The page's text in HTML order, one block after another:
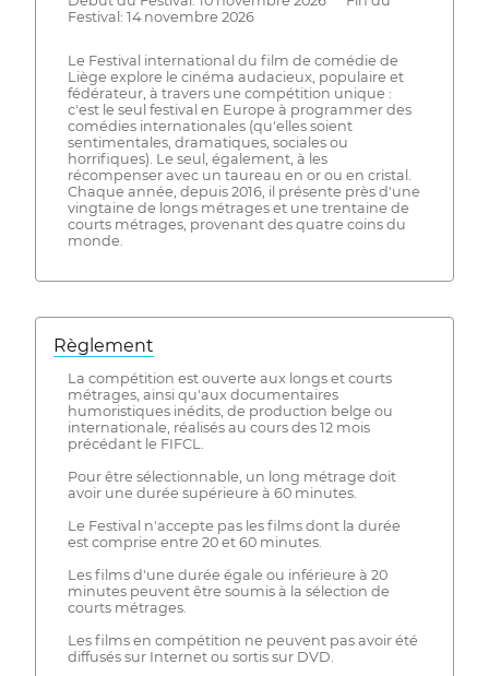
Festival: 14 novembre 2026
Le Festival international du film de comédie de
Liège explore le cinéma audacieux, populaire et
fédérateur, à travers une compétition unique :
c'est le seul festival en Europe à programmer des
comédies internationales (qu'elles soient
sentimentales, dramatiques, sociales ou
horrifiques). Le seul, également, à les
récompenser avec un taureau en or ou en cristal.
Chaque année, depuis 2016, il présente près d'une
vingtaine de longs métrages et une trentaine de
courts métrages, provenant des quatre coins du
monde.
Règlement
La compétition est ouverte aux longs et courts
métrages, ainsi qu'aux documentaires
humoristiques inédits, de production belge ou
internationale, réalisés au cours des 12 mois
précédant le FIFCL.
Pour être sélectionnable, un long métrage doit
avoir une durée supérieure à 60 minutes.
Le Festival n'accepte pas les films dont la durée
est comprise entre 20 et 60 minutes.
Les films d'une durée égale ou inférieure à 20
minutes peuvent être soumis à la sélection de
courts métrages.
Les films en compétition ne peuvent pas avoir été
diffusés sur Internet ou sortis sur DVD.